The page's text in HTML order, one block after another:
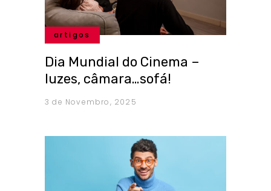
artigos
Dia Mundial do Cinema –
luzes, câmara…sofá!
3 de Novembro, 2025